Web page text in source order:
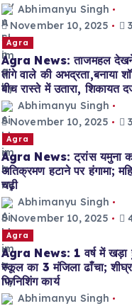
Abhimanyu Singh
November 10, 2025
Agra
Agra News: ताजमहल
तांगे वाले की अभद्रता,बनाया
बीच रास्ते में उतारा, शिकायत
Abhimanyu Singh
November 10, 2025
Agra
Agra News: ट्रांस यमुना
अतिक्रमण हटाने पर हंगामा;
चढ़ी
Abhimanyu Singh
November 10, 2025
Agra
Agra News: 1 वर्ष में
स्कूल का 3 मंजिला ढाँचा;
फिनिशिंग कार्य
Abhimanyu Singh